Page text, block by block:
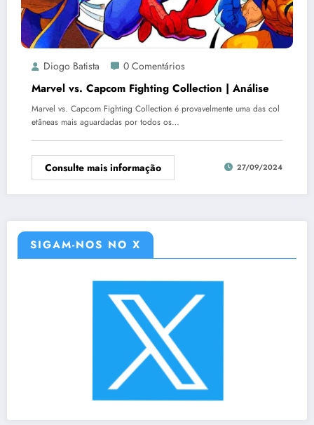
Diogo Batista 0 Comentários
Marvel vs. Capcom Fighting Collection | Análise
Marvel vs. Capcom Fighting Collection é provavelmente uma das col
etâneas mais aguardadas por todos os…
Consulte mais informação 27/09/2024
SIGAM-NOS NO X